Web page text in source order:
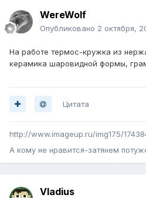
WereWolf
Опубликовано 2 октября,
На работе термос-кружка из
керамика шаровидной формы,
Цитата
http://www.imageup.ru/img175/
А кому не нравится-затянем
Vladius